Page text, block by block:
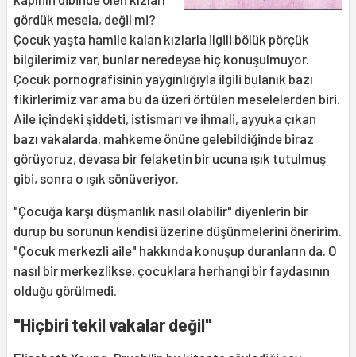
gördük mesela, değil mi?
Çocuk yaşta hamile kalan kızlarla ilgili bölük pörçük
bilgilerimiz var, bunlar neredeyse hiç konuşulmuyor.
Çocuk pornografisinin yaygınlığıyla ilgili bulanık bazı
fikirlerimiz var ama bu da üzeri örtülen meselelerden biri.
Aile içindeki şiddeti, istismarı ve ihmali, ayyuka çıkan
bazı vakalarda, mahkeme önüne gelebildiğinde biraz
görüyoruz, devasa bir felaketin bir ucuna ışık tutulmuş
gibi, sonra o ışık sönüveriyor.
"Çocuğa karşı düşmanlık nasıl olabilir" diyenlerin bir
durup bu sorunun kendisi üzerine düşünmelerini öneririm.
"Çocuk merkezli aile" hakkında konuşup duranların da. O
nasıl bir merkezlikse, çocuklara herhangi bir faydasının
olduğu görülmedi.
"Hiçbiri tekil vakalar değil"